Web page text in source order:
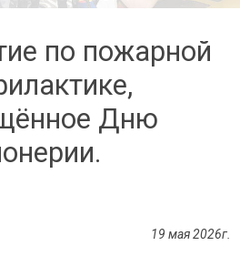
по пожарной
Дню
19 мая 2026г.